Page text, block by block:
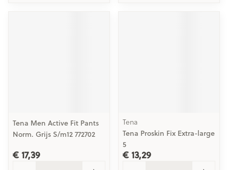
Tena Men Active Fit Pants
Norm. Grijs S/m12 772702
€ 17,39
Tena
Tena Proskin Fix Extra-large
5
€ 13,29